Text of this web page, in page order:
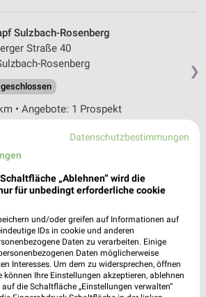
❯
Sulzbach-Rosenberg
Straße 40
Rosenberg
geschlossen
• Angebote: 1 Prospekt
Neumarkt II i.d. Oberpfalz
• Angebote: 1 Prospekt
Cham
Straße 20
Datenschutzbestimmungen
„Ablehnen“ wird die
für unbedingt erforderliche cookie
und/oder greifen auf Informationen auf
IDs in cookie und anderen
Daten zu verarbeiten. Einige
Daten möglicherweise
Interesses. Um dem zu widersprechen, öffnen
können Ihre Einstellungen akzeptieren, ablehnen
die Schaltfläche „Einstellungen verwalten“